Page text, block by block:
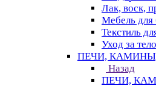
Лак, воск,
Мебель для
Текстиль
Уход за
ПЕЧИ,
Назад
ПЕЧИ,